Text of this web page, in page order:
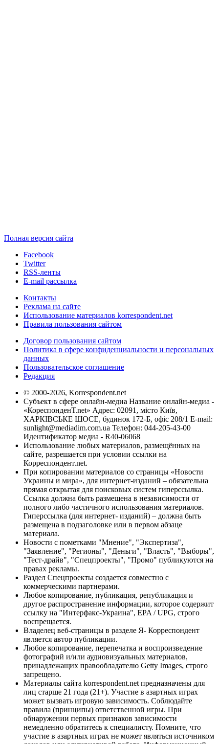
Полная версия сайта
Facebook
Twitter
RSS-ленты
E-mail рассылка
Контакты
Реклама на сайте
Использование материалов korrespondent.net
Правила пользования сайтом
Договор пользования сайтом
Политика в сфере конфиденциальности и персональных
данных
Пользовательское соглашение
Редакция
© 2000-2026, Korrespondent.net
Субъект в сфере онлайн-медиа Название онлайн-медиа -
«КореспонденТ.net» Адрес: 02091, місто Київ,
ХАРКІВСЬКЕ ШОСЕ, будинок 172-Б, офіс 208/1 E-mail:
sunlight@mediadim.com.ua Телефон: 044-205-43-00
Идентификатор медиа - R40-06068
Использование любых материалов, размещённых на
сайте, разрешается при условии ссылки на
Корреспондент.net.
При копировании материалов со страницы «Новости
Украины и мира», для интернет-изданий – обязательна
прямая открытая для поисковых систем гиперссылка.
Ссылка должна быть размещена в независимости от
полного либо частичного использования материалов.
Гиперссылка (для интернет- изданий) – должна быть
размещена в подзаголовке или в первом абзаце
материала.
Новости с пометками "Мнение", "Экспертиза",
"Заявление", "Регионы", "Деньги", "Власть", "Выборы",
"Тест-драйв", "Спецпроекты", "Промо" публикуются на
правах рекламы.
Раздел Спецпроекты создается совместно с
коммерческими партнерами.
Любое копирование, публикация, републикация и
другое распространение информации, которое содержит
ссылку на "Интерфакс-Украина", EPA / UPG, строго
воспрещается.
Владелец веб-страницы в разделе Я- Корреспондент
является автор публикации.
Любое копирование, перепечатка и воспроизведение
фотографий и/или аудиовизуальных материалов,
принадлежащих правообладателю Getty Images, строго
запрещено.
Материалы сайта korrespondent.net предназначены для
лиц старше 21 года (21+). Участие в азартных играх
может вызвать игровую зависимость. Соблюдайте
правила (принципы) ответственной игры. При
обнаружении первых признаков зависимости
немедленно обратитесь к специалисту. Помните, что
участие в азартных играх не может являться источником